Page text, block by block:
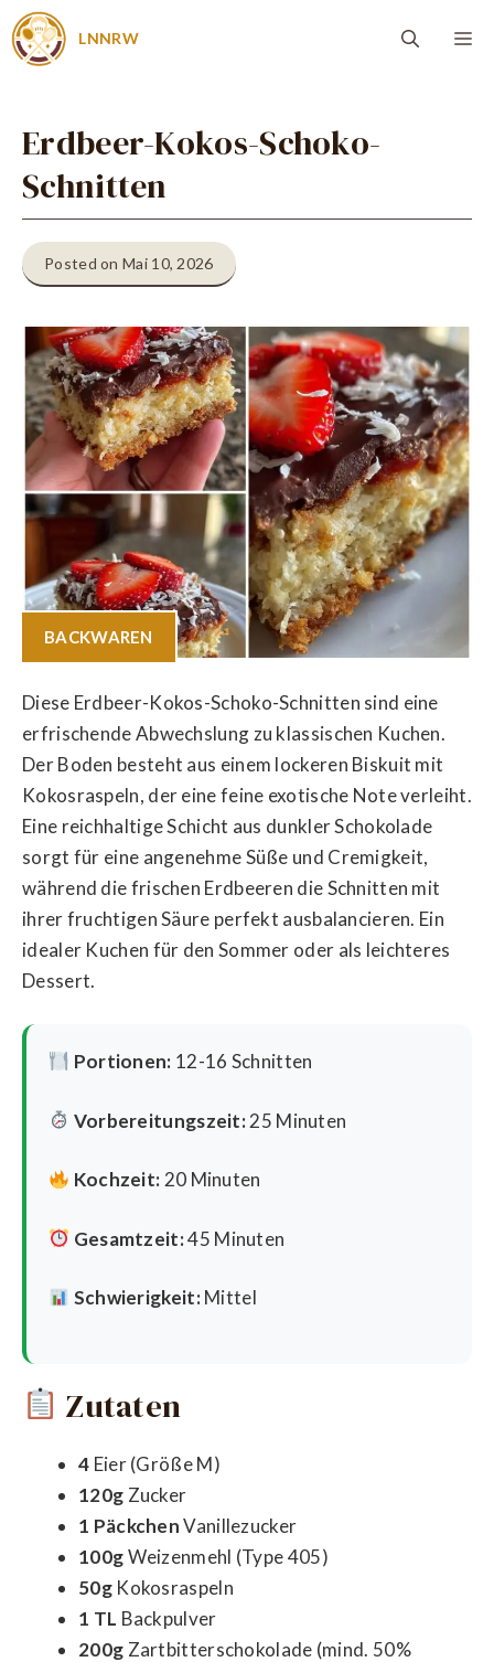
Zum
Inhalt
LNNRW
Erdbeer-Kokos-Schoko-
Schnitten
Posted on Mai 10, 2026
BACKWAREN
Diese Erdbeer-Kokos-Schoko-Schnitten sind eine
erfrischende Abwechslung zu klassischen Kuchen.
Der Boden besteht aus einem lockeren Biskuit mit
Kokosraspeln, der eine feine exotische Note verleiht.
Eine reichhaltige Schicht aus dunkler Schokolade
sorgt für eine angenehme Süße und Cremigkeit,
während die frischen Erdbeeren die Schnitten mit
ihrer fruchtigen Säure perfekt ausbalancieren. Ein
idealer Kuchen für den Sommer oder als leichteres
Dessert.
Portionen: 12-16 Schnitten
Vorbereitungszeit:25 Minuten
Kochzeit: 20 Minuten
Gesamtzeit:45 Minuten
Schwierigkeit:Mittel
Zutaten
4 Eier (Größe M)
120g Zucker
1 PäckchenVanillezucker
100gWeizenmehl (Type 405)
50gKokosraspeln
1 TL Backpulver
200g Zartbitterschokolade (mind. 50%